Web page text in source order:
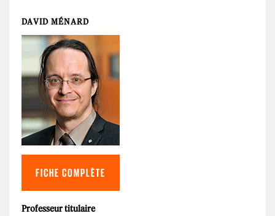
DAVID MÉNARD
FICHE COMPLÈTE
Professeur titulaire